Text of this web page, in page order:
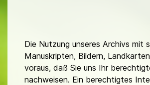
Die Nutzung unseres Archivs mit
Manuskripten, Bildern,
voraus, daß Sie uns Ihr
nachweisen. Ein berechtigtes